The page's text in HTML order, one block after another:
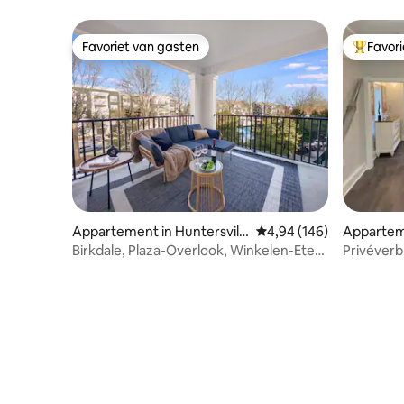
Favoriet van gasten
Favoriet van gasten
Appartement in Huntersvill
e
Gemiddelde
4,94 (146)
Birkdale, Plaza-Overlook, Winkelen-Eten-